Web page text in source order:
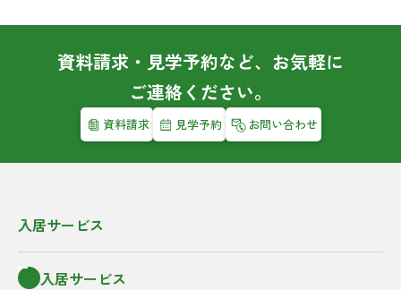
資料請求・見学予約など、お気軽に
ご連絡ください。
資料請求 見学予約 お問い合わせ
入居サービス
入居サービス